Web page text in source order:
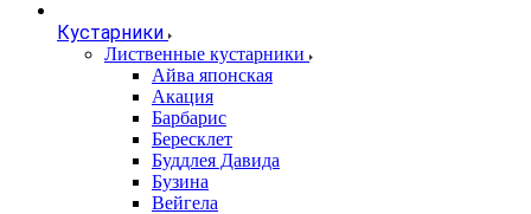
Кустарники
Лиственные кустарники
Айва японская
Акация
Барбарис
Бересклет
Буддлея Давида
Бузина
Вейгела